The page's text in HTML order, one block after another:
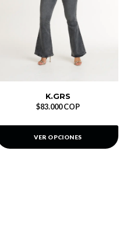
K.GRS
$83.000 COP
VER OPCIONES